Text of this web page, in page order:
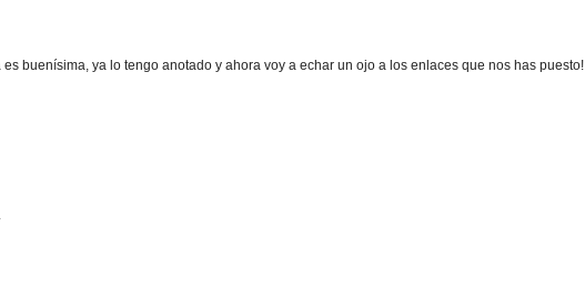
buenísima, ya lo tengo anotado y ahora voy a echar un ojo a los enlaces que nos has puesto!